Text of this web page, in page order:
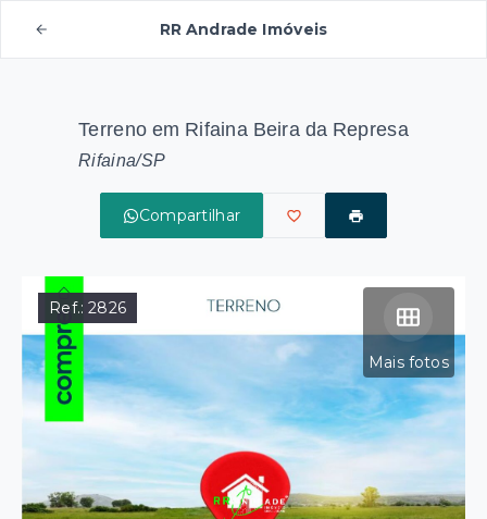
RR Andrade Imóveis
Terreno em Rifaina Beira da Represa
Rifaina/SP
Compartilhar
Mais fotos
Ref.:2826